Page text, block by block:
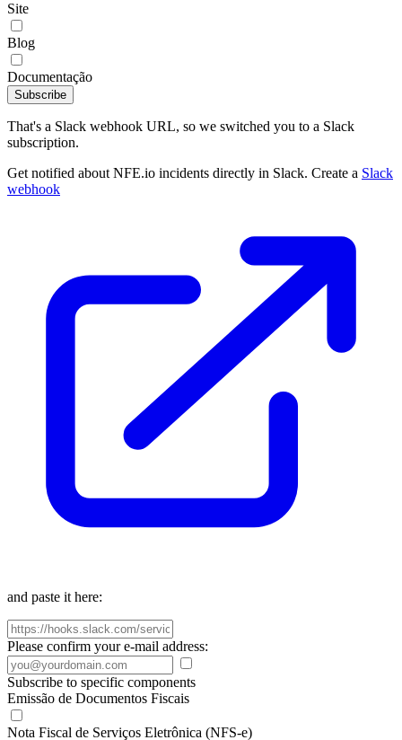
Site
Blog
Documentação
Subscribe
That's a Slack webhook URL, so we switched you to a Slack
subscription.
Get notified about NFE.io incidents directly in Slack. Create a Slack
webhook
and paste it here:
Please confirm your e-mail address:
Subscribe to specific components
Emissão de Documentos Fiscais
Nota Fiscal de Serviços Eletrônica (NFS-e)